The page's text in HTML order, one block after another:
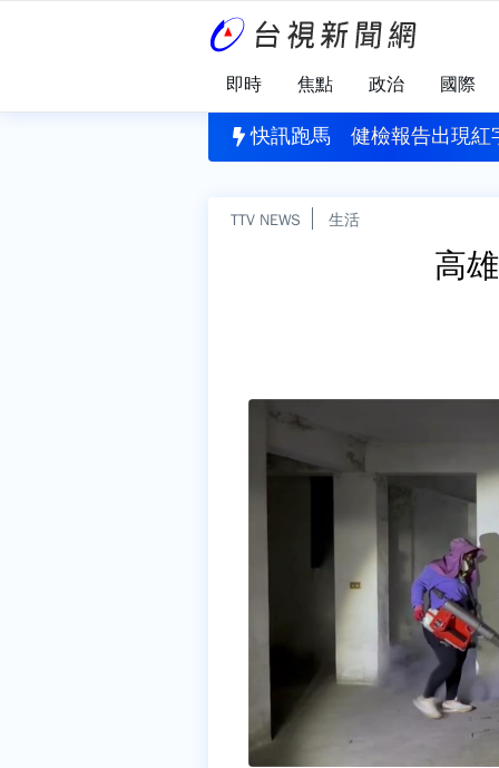
即時 焦點 政治 國際
快訊跑馬
康？掌握4原則選對青菜 吃進纖維、維生素與植化素
健檢報告出現紅
TTV NEWS 生活
高